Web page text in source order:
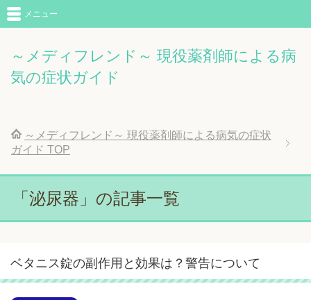
～メディフレンド～ 現役薬剤師による病
気の症状ガイド
メニュー
～メディフレンド～ 現役薬剤師による病気の症状
ガイド TOP
「泌尿器」の記事一覧
ベタニス錠の副作用と効果は？警告について